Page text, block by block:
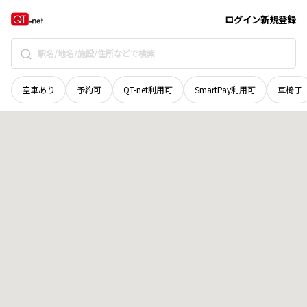
ログイン新規登録
空車あり 予約可 QT-net利用可 SmartPay利用可 車椅子
滋賀県